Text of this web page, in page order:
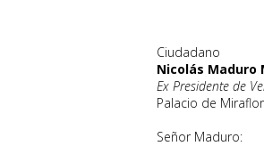
Ciudadano
Nicolás Maduro
Ex Presidente de
Palacio de
Señor Maduro: